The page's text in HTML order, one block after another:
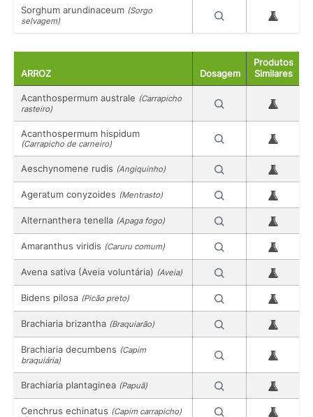
Sorghum arundinaceum (Sorgo
selvagem)
ARROZ Dosagem
Produtos
Similares
Acanthospermum australe (Carrapicho
rasteiro)
Acanthospermum hispidum
(Carrapicho de carneiro)
Aeschynomene rudis (Angiquinho)
Ageratum conyzoides (Mentrasto)
Alternanthera tenella (Apaga fogo)
Amaranthus viridis (Caruru comum)
Avena sativa (Aveia voluntária) (Aveia)
Bidens pilosa (Picão preto)
Brachiaria brizantha (Braquiarão)
Brachiaria decumbens (Capim
braquiária)
Brachiaria plantaginea (Papuã)
Cenchrus echinatus (Capim carrapicho)